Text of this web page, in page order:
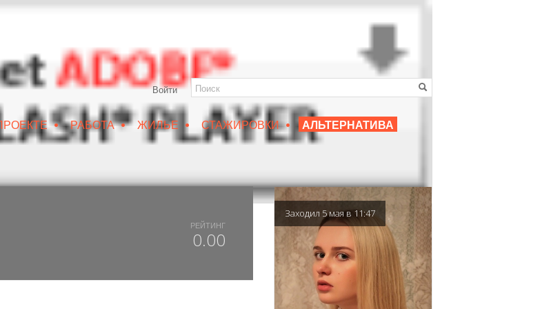
Войти
• РАБОТА • ЖИЛЬЕ • СТАЖИРОВКИ • АЛЬТЕРНАТИВА
ВЕСНА 2019 | DUX 20-19 ДОСТУПНЫЙ ВОРОНЕЖ | ЛЮБИМЫЙ ПРЕПОДАВАТЕЛЬ
РЕЙТИНГ
0.00
Заходил 5 мая в 11:47